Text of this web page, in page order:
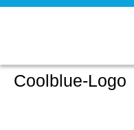
Coolblue-Logo